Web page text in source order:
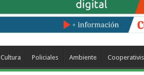
Cultura Policiales Ambiente